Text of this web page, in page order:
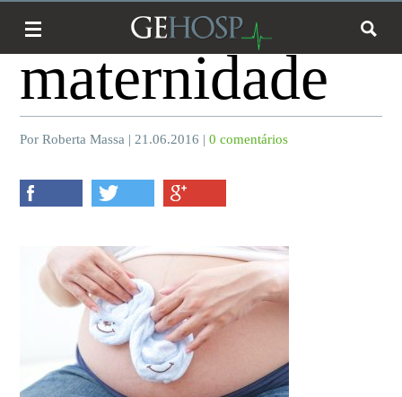
maternidade
Por Roberta Massa | 21.06.2016 |0 comentários